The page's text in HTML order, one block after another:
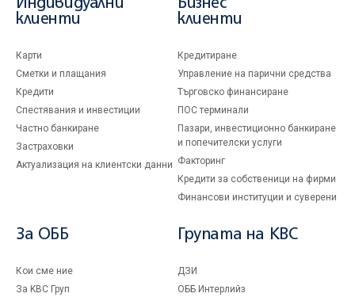
Индивидуални
клиенти
Карти
Сметки и плащания
Кредити
Спестявания и инвестиции
Частно банкиране
Застраховки
Актуализация на клиентски данни
Бизнес
клиенти
Кредитиране
Управление на парични средства
Търговско финансиране
ПОС терминали
Пазари, инвестиционно банкиране
и попечителски услуги
Факторинг
Кредити за собственици на фирми
Финансови институции и суверени
За ОББ
Кои сме ние
За KBC Груп
Групата на KBC
ДЗИ
ОББ Интерлийз